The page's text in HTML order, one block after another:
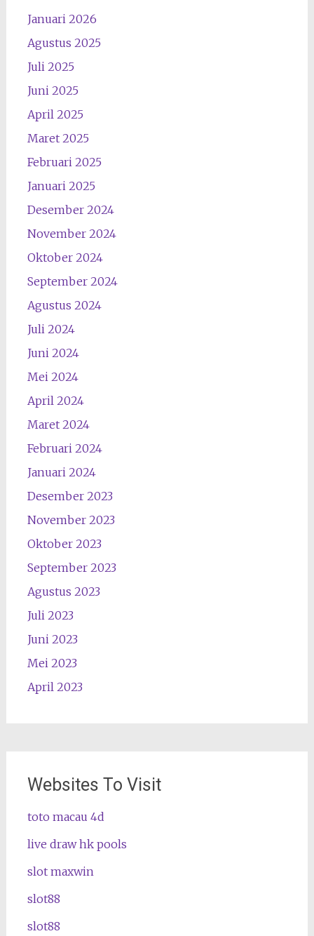
Januari 2026
Agustus 2025
Juli 2025
Juni 2025
April 2025
Maret 2025
Februari 2025
Januari 2025
Desember 2024
November 2024
Oktober 2024
September 2024
Agustus 2024
Juli 2024
Juni 2024
Mei 2024
April 2024
Maret 2024
Februari 2024
Januari 2024
Desember 2023
November 2023
Oktober 2023
September 2023
Agustus 2023
Juli 2023
Juni 2023
Mei 2023
April 2023
Websites To Visit
toto macau 4d
live draw hk pools
slot maxwin
slot88
slot88